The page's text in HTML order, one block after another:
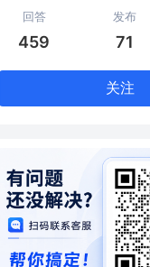
回答
459
发布
71
关注